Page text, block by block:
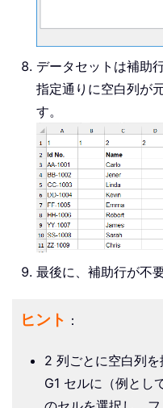
データセットは補助
指定通りに空白列が
す。
最後に、補助行が不
ヒント ：
2 列ごとに空白列
G1 セルに（例として